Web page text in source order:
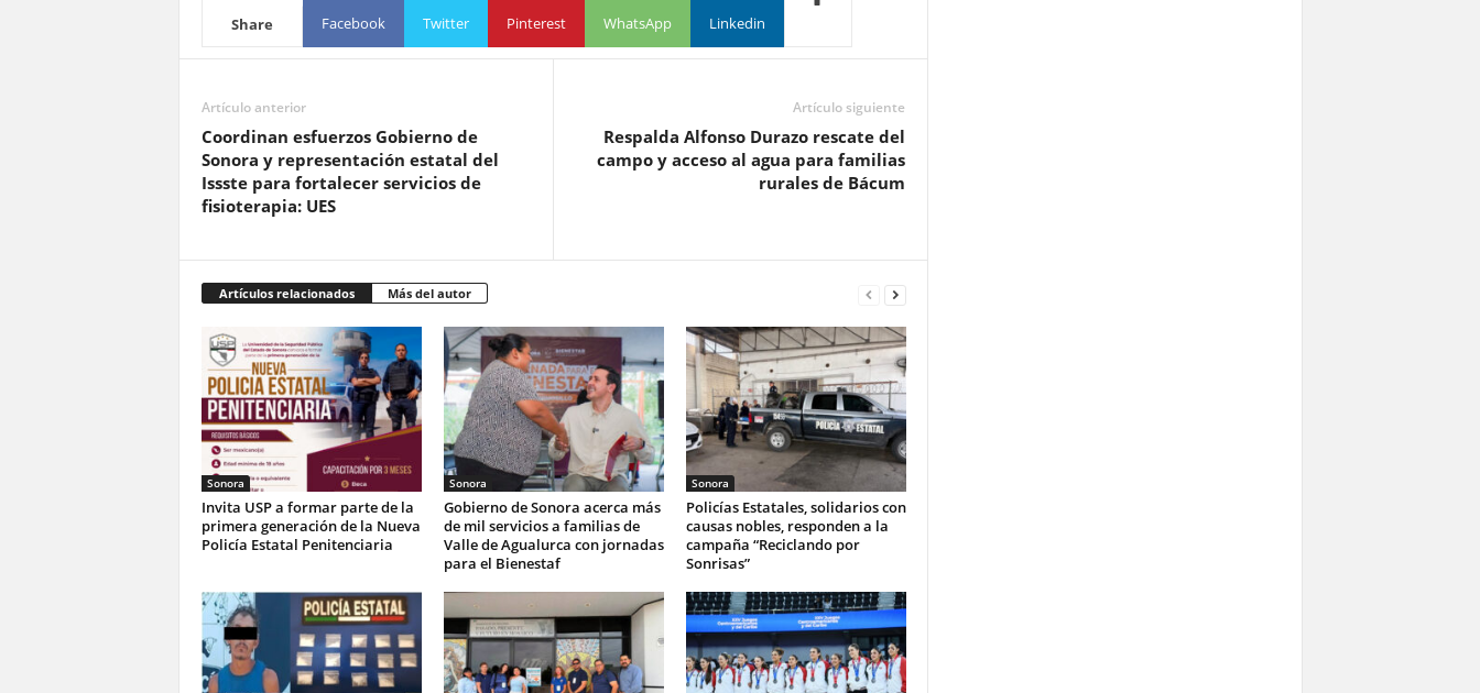
Share Facebook Twitter Pinterest WhatsApp Linkedin
Artículo anterior
Coordinan esfuerzos Gobierno de
Sonora y representación estatal del
Issste para fortalecer servicios de
fisioterapia: UES
Artículo siguiente
Respalda Alfonso Durazo rescate del
campo y acceso al agua para familias
rurales de Bácum
Artículos relacionados Más del autor
Sonora
Invita USP a formar parte de la
primera generación de la Nueva
Policía Estatal Penitenciaria
Sonora
Gobierno de Sonora acerca más
de mil servicios a familias de
Valle de Agualurca con jornadas
para el Bienestaf
Sonora
Policías Estatales, solidarios con
causas nobles, responden a la
campaña “Reciclando por
Sonrisas”